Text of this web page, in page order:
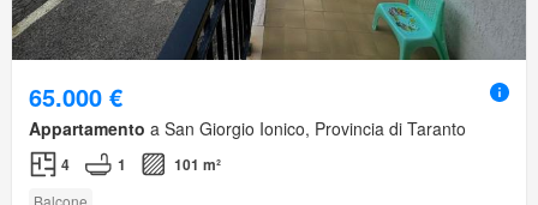
65.000 €
Appartamento a San Giorgio Ionico, Provincia di Taranto
4 1 101 m²